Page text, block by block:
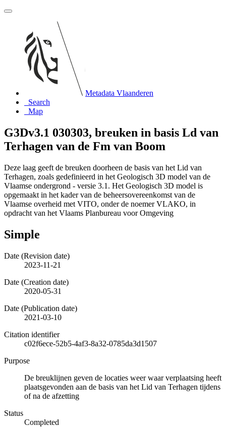
Metadata Vlaanderen
Search
Map
G3Dv3.1 030303, breuken in basis Ld van
Terhagen van de Fm van Boom
Deze laag geeft de breuken doorheen de basis van het Lid van
Terhagen, zoals gedefinieerd in het Geologisch 3D model van de
Vlaamse ondergrond - versie 3.1. Het Geologisch 3D model is
opgemaakt in het kader van de beheersovereenkomst van de
Vlaamse overheid met VITO, onder de noemer VLAKO, in
opdracht van het Vlaams Planbureau voor Omgeving
Simple
Date (Revision date)
2023-11-21
Date (Creation date)
2020-05-31
Date (Publication date)
2021-03-10
Citation identifier
c02f6ece-52b5-4af3-8a32-0785da3d1507
Purpose
De breuklijnen geven de locaties weer waar verplaatsing heeft
plaatsgevonden aan de basis van het Lid van Terhagen tijdens
of na de afzetting
Status
Completed